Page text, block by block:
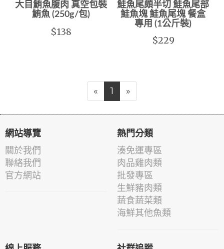
大目鮪魚腹肉 真空包裝
鮪魚 (250g/包)
$138
鮭魚尾頗半切 鮭魚尾部
鮭魚塊 鮭魚尾塊 餐盒
專用 (1公斤裝)
$229
« 1 »
網站導覽
關於我們
聯絡我們
官方網站
熱門分類
湊免運專區
肉品雞肉類
批發專區
生鮮豬肉類
蔬食蔬菜類
海鮮其他魚類